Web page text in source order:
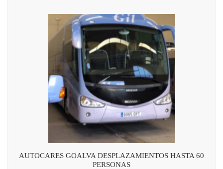
AUTOCARES GOALVA DESPLAZAMIENTOS HASTA 60
PERSONAS